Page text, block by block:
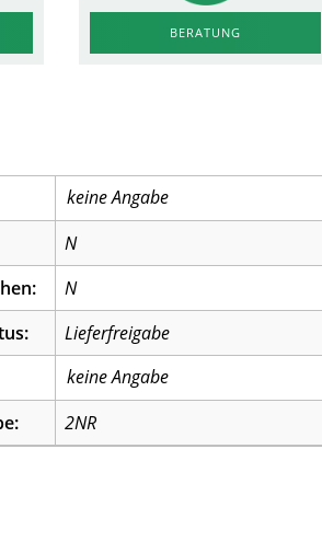
BERATUNG
N
N
Lieferfreigabe
2NR